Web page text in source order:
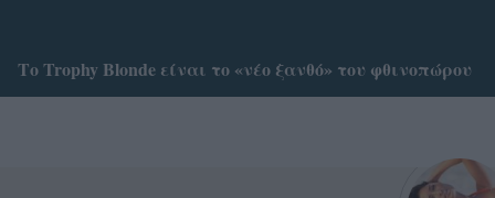
Το Trophy Blonde είναι το «νέο ξανθό» του φθινοπώρου